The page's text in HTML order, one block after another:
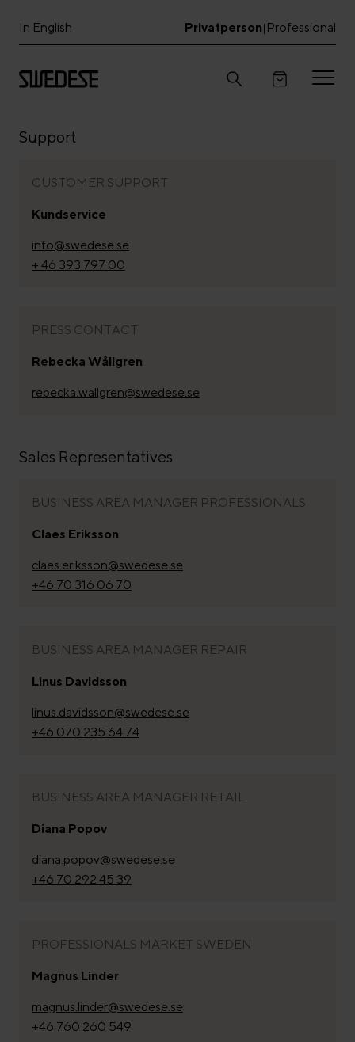
In English Privatperson| Professional
Support
CUSTOMER SUPPORT
Kundservice
info@swedese.se
+ 46 393 797 00
PRESS CONTACT
Rebecka Wållgren
rebecka.wallgren@swedese.se
Sales Representatives
BUSINESS AREA MANAGER PROFESSIONALS
Claes Eriksson
claes.eriksson@swedese.se
+46 70 316 06 70
BUSINESS AREA MANAGER REPAIR
Linus Davidsson
linus.davidsson@swedese.se
+46 070 235 64 74
BUSINESS AREA MANAGER RETAIL
Diana Popov
diana.popov@swedese.se
+46 70 292 45 39
PROFESSIONALS MARKET SWEDEN
Magnus Linder
magnus.linder@swedese.se
+46 760 260 549